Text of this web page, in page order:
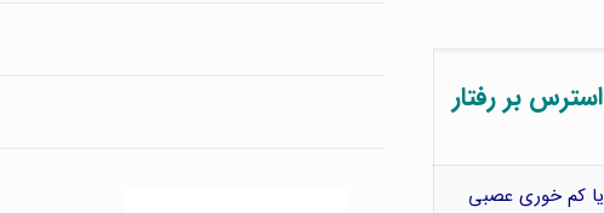
بر رفتار
کم خوری عصبی